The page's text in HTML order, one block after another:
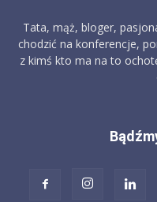
Tata, mąż, bloger,
chodzić na konferencje,
z kimś kto ma na to